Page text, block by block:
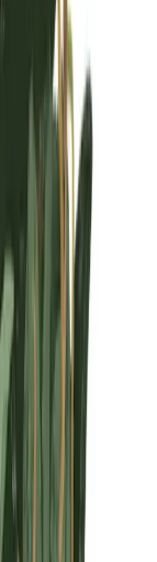
Hybrid Strains